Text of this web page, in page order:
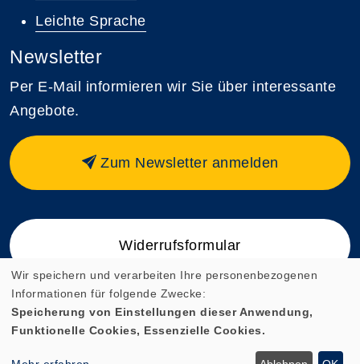
Leichte Sprache
Newsletter
Per E-Mail informieren wir Sie über interessante
Angebote.
Zum Newsletter anmelden
Widerrufsformular
Cookie Einstellungen
Wir speichern und verarbeiten Ihre personenbezogenen
Informationen für folgende Zwecke:
Speicherung von Einstellungen dieser Anwendung,
Funktionelle Cookies, Essenzielle Cookies.